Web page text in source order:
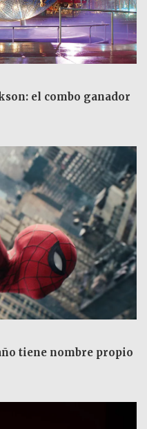
el combo ganador
tiene nombre propio